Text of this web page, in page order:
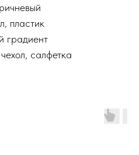
пластик
градиент
салфетка